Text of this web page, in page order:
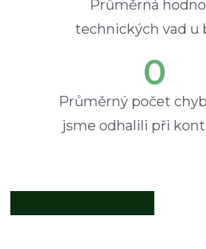
Průměrná
technických vad u
0
Průměrný počet
jsme odhalili při